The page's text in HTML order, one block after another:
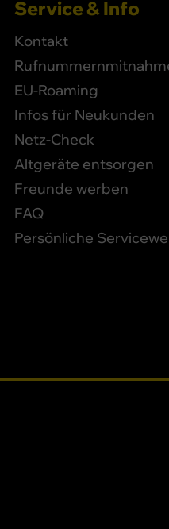
Service & Info
Kontakt
EU-Roaming
Infos für Neukunden
Netz-Check
Altgeräte entsorgen
Freunde werben
FAQ
Persönliche